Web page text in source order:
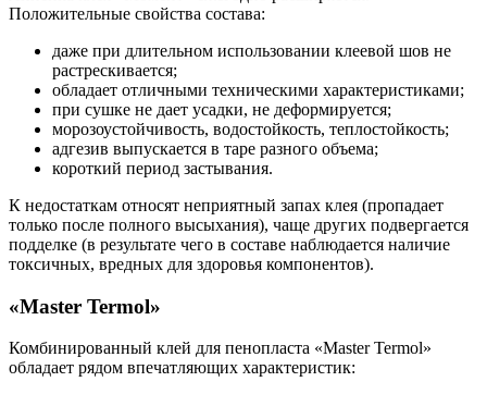
Положительные свойства состава:
даже при длительном использовании клеевой шов не
растрескивается;
обладает отличными техническими характеристиками;
при сушке не дает усадки, не деформируется;
морозоустойчивость, водостойкость, теплостойкость;
адгезив выпускается в таре разного объема;
короткий период застывания.
К недостаткам относят неприятный запах клея (пропадает
только после полного высыхания), чаще других подвергается
подделке (в результате чего в составе наблюдается наличие
токсичных, вредных для здоровья компонентов).
«Master Termol»
Комбинированный клей для пенопласта «Master Termol»
обладает рядом впечатляющих характеристик: